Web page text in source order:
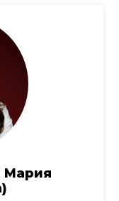
Мария